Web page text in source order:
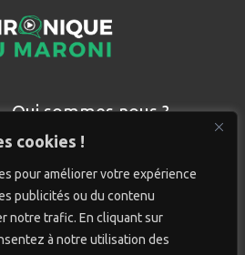
cookies !
pour améliorer votre expérience
publicités ou du contenu
notre trafic. En cliquant sur
à notre utilisation des
Qui sommes nous ?
Contact